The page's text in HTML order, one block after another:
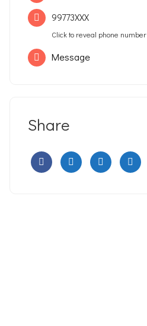
99773XXX
Click to reveal phone number
Message
Share